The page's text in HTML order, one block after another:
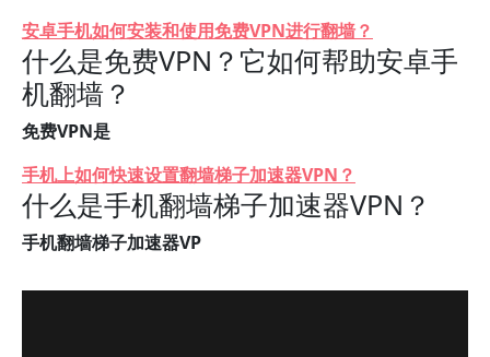
安卓手机如何安装和使用免费VPN进行翻墙？
什么是免费VPN？它如何帮助安卓手
机翻墙？
免费VPN是
手机上如何快速设置翻墙梯子加速器VPN？
什么是手机翻墙梯子加速器VPN？
手机翻墙梯子加速器VP